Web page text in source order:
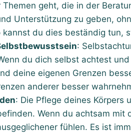
geht, die in der
Unterstützung zu geben,
kannst du dies beständig tun,
:
du dich selbst achtest
deine eigenen Grenzen
anderer besser
: Die Pflege deines Körpers
Wenn du achtsam mit
fühlen. Es ist